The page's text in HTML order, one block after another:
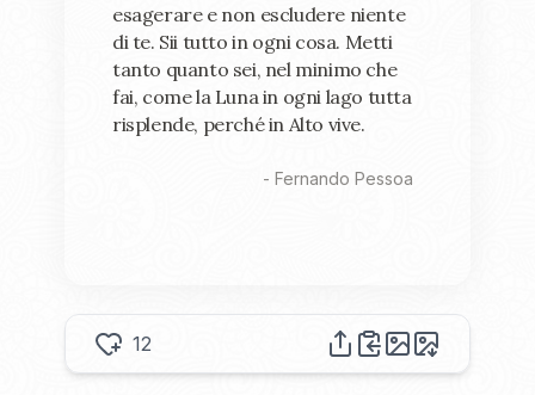
esagerare e non escludere niente
di te. Sii tutto in ogni cosa. Metti
tanto quanto sei, nel minimo che
fai, come la Luna in ogni lago tutta
risplende, perché in Alto vive.
- Fernando Pessoa
12